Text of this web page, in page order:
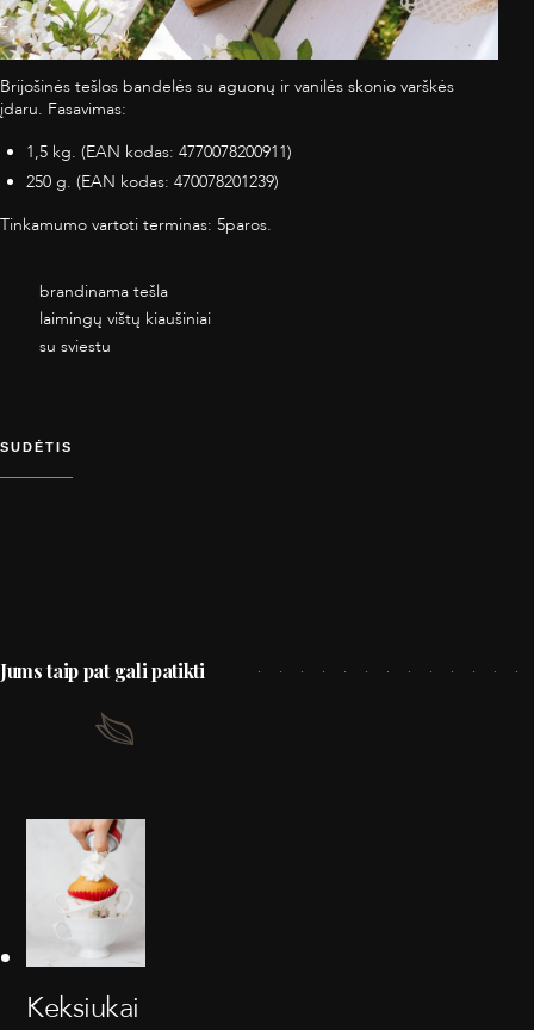
Brijošinės tešlos bandelės su aguonų ir vanilės skonio varškės
įdaru. Fasavimas:
1,5 kg. (EAN kodas: 4770078200911)
250 g. (EAN kodas: 470078201239)
Tinkamumo vartoti terminas: 5paros.
brandinama tešla
laimingų vištų kiaušiniai
su sviestu
SUDĖTIS
Jums taip pat gali patikti
Keksiukai